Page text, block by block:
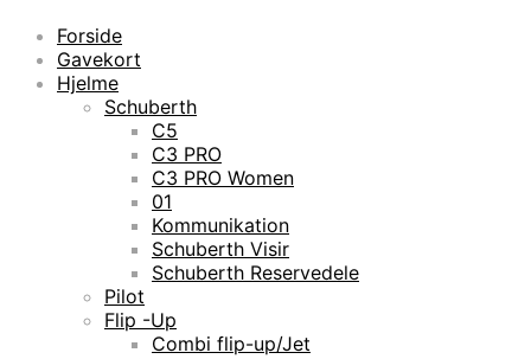
Forside
Gavekort
Hjelme
Schuberth
C5
C3 PRO
C3 PRO Women
01
Kommunikation
Schuberth Visir
Schuberth Reservedele
Pilot
Flip -Up
Combi flip-up/Jet